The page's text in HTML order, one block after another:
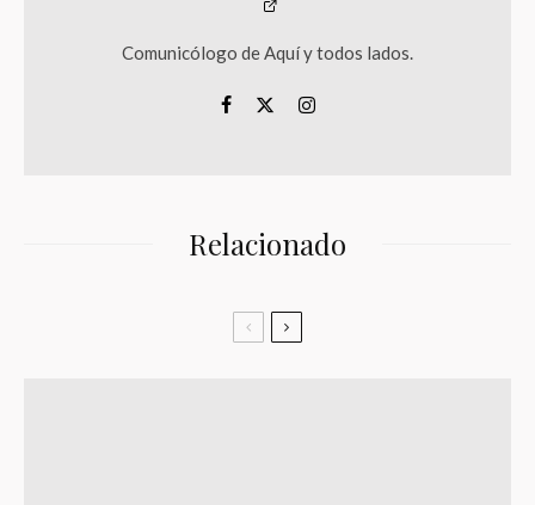
Comunicólogo de Aquí y todos lados.
Relacionado